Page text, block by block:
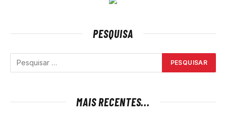
PESQUISA
MAIS RECENTES...